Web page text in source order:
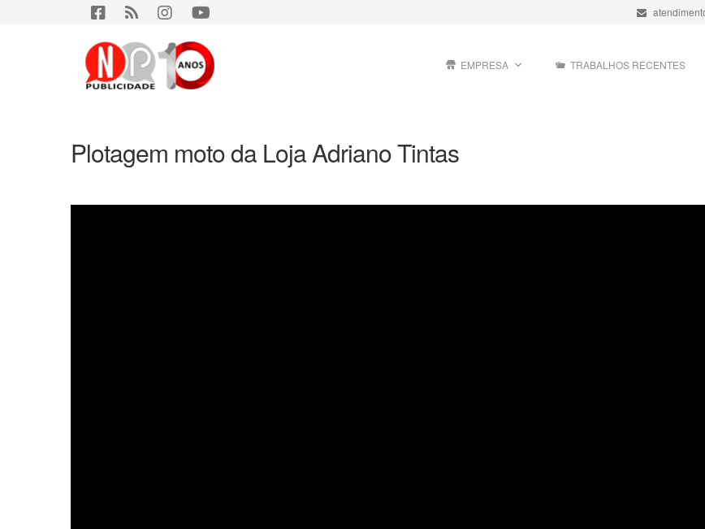
EMPRESA TRABALHOS RECENTES
Plotagem moto da Loja Adriano Tintas